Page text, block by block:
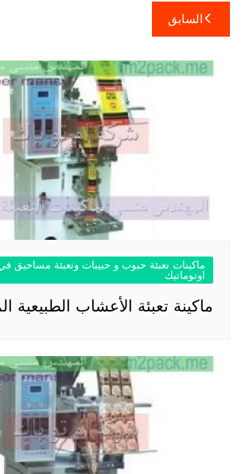
تصفّح
المقالات
السابق
ماكينات تعبئة حبوب و حبيبات وتعبئة مساحيق
اوتوماتيك
ماكينة تعبئة الأعشاب الطبيعية